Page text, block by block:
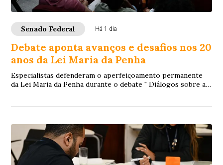
Senado Federal Há 1 dia
Debate aponta avanços e desafios nos 20
anos da Lei Maria da Penha
Especialistas defenderam o aperfeiçoamento permanente
da Lei Maria da Penha durante o debate " Diálogos sobre a